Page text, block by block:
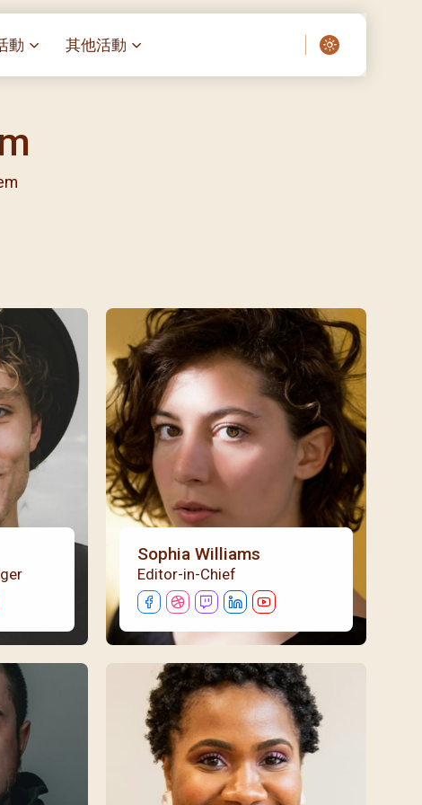
相語 –
日至9日)
05)
03)
05)
06)
07)
08)
09)
10)
11)
12)
動
愛・與耆賀新歲
探訪獨居長者
其他活動
Sophia Williams
Editor-in-Chief